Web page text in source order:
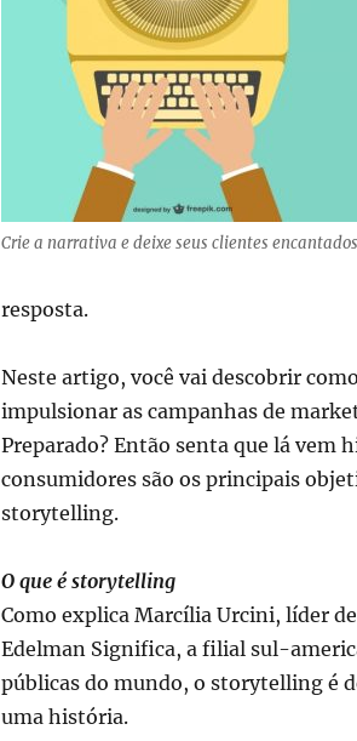
Crie a narrativa e deixe seus clientes encantados
resposta.
Neste artigo, você vai descobrir
impulsionar as campanhas de
Preparado? Então senta que lá vem
consumidores são os principais
storytelling.
O que é storytelling
Como explica Marcília Urcini, líder
Edelman Significa, a filial sul-
públicas do mundo, o storytelling é
uma história.